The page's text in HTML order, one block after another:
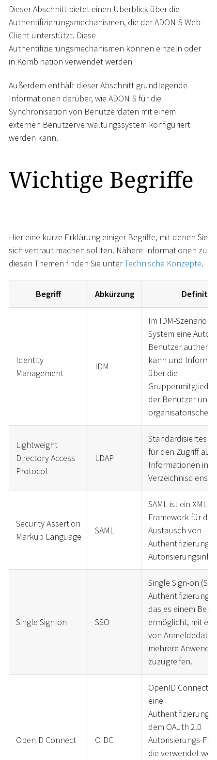
Dieser Abschnitt bietet einen Überblick über die
Authentifizierungsmechanismen, die der ADONIS Web-
Client unterstützt. Diese
Authentifizierungsmechanismen können einzeln oder
in Kombination verwendet werden
Außerdem enthält dieser Abschnitt grundlegende
Informationen darüber, wie ADONIS für die
Synchronisation von Benutzerdaten mit einem
externen Benutzerverwaltungssystem konfiguriert
werden kann.
Wichtige Begriffe
Hier eine kurze Erklärung einiger Begriffe, mit denen Sie
sich vertraut machen sollten. Nähere Informationen zu
diesen Themen finden Sie unterTechnische Konzepte.
Begriff Abkürzung
Identity
Management
IDM
Im IDM-Szenario
System eine
Benutzer
kann und
über die
der Benutzer und
organisatorische
Lightweight
Directory Access
Protocol
LDAP
Standardisiertes
für den Zugriff auf
Informationen in
Security Assertion
Markup Language
SAML
SAML ist ein XML-
Framework für den
Austausch von
Single Sign-on SSO
Single Sign-on
das es einem
ermöglicht, mit
von
mehrere
zuzugreifen.
OpenID Connect OIDC
OpenID Connect
eine
dem OAuth 2.0
Autorisierungs-
die verwendet